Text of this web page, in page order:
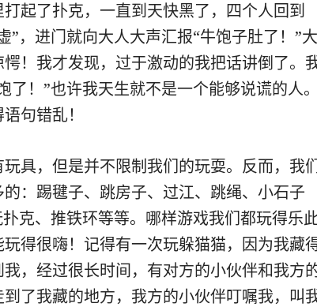
起了扑克，一直到天快黑了，四个人回到
”，进门就向大人大声汇报“牛饱子肚了！”大
！我才发现，过于激动的我把话讲倒了。
了！”也许我天生就不是一个能够说谎的人。
句错乱！
具，但是并不限制我们的玩耍。反而，我
：踢毽子、跳房子、过江、跳绳、小石子
克、推铁环等等。哪样游戏我们都玩得乐
得很嗨！记得有一次玩躲猫猫，因为我藏
，经过很长时间，有对方的小伙伴和我方
了我藏的地方，我方的小伙伴叮嘱我，叫